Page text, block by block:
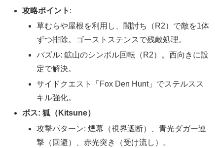
攻略ポイント :
草むらや屋根を利用し、闇討ち（R2）で敵を1体
ずつ排除。ゴーストステンスで残敵処理。
パズル: 鉱山のシンボル回転（R2）。西向きに設
定で解決。
サイドクエスト「Fox Den Hunt」でステルスス
キル強化。
ボス: 狐（Kitsune）
攻撃パターン: 煙幕（視界遮断）、青光ダガー連
撃（回避）、赤光突き（受け流し）。